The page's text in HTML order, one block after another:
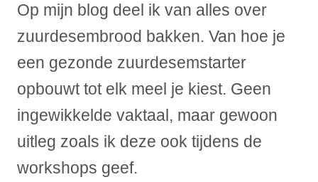
Op mijn blog deel ik van alles over
zuurdesembrood bakken. Van hoe je
een gezonde zuurdesemstarter
opbouwt tot elk meel je kiest. Geen
ingewikkelde vaktaal, maar gewoon
uitleg zoals ik deze ook tijdens de
workshops geef.